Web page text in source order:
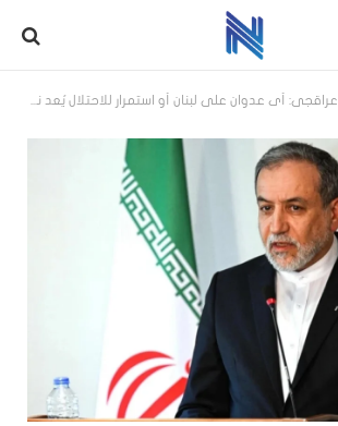
عراقجي: أي عدوان على لبنان أو استمرار للاحتلال يُعد نقضاً لمذكرة التفاهم